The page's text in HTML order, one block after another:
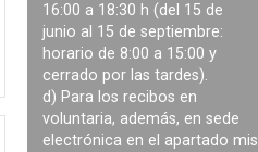
16:00 a 18:30 h (del 15 de
junio al 15 de septiembre:
horario de 8:00 a 15:00 y
cerrado por las tardes).
d) Para los recibos en
voluntaria, además, en sede
electrónica en el apartado mis